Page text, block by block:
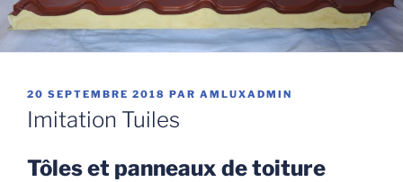
PUBLIÉ
LE
20 SEPTEMBRE 2018 PAR AMLUXADMIN
Imitation Tuiles
Tôles et panneaux de toiture